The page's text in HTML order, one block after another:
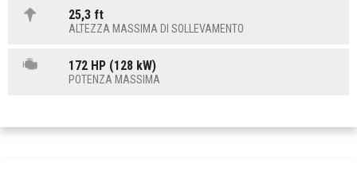
25,3 ft
ALTEZZA MASSIMA DI SOLLEVAMENTO
172 HP (128 kW)
POTENZA MASSIMA